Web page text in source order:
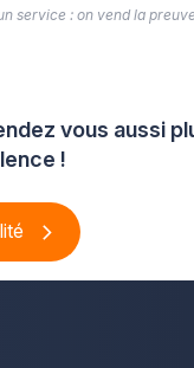
vous aussi
!
service : on vend la